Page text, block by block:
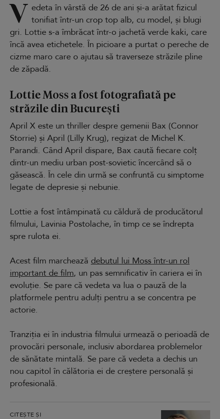
V edeta în vârstă de 26 de ani și-a arătat fizicul
tonifiat într-un crop top alb, cu model, și blugi
gri. Lottie s-a îmbrăcat într-o jachetă verde kaki, care
încă avea etichetele. În picioare a purtat o pereche de
cizme maro care o ajutau să traverseze străzile pline
de zăpadă.
Lottie Moss a fost fotografiată pe
străzile din București
April X este un thriller despre gemenii Bax (Connor
Storrie) și April (Lilly Krug), regizat de Michel K.
Parandi. Când April dispare, Bax caută fiecare colț
dintr-un mediu urban post-sovietic încercând să o
găsească. În cele din urmă se confruntă cu simptome
legate de depresie și nebunie.
Lottie a fost întâmpinată cu căldură de producătorul
filmului, Lavinia Postolache, în timp ce se îndrepta
spre rulota ei.
Acest film marchează debutul lui Moss într-un rol
important de film, un pas semnificativ în cariera ei în
evoluție. Se pare că vedeta va lua o pauză de la
platformele pentru adulți pentru a se concentra pe
actorie.
Tranziția ei în industria filmului urmează o perioadă de
provocări personale, inclusiv abordarea problemelor
de sănătate mintală. Se pare că vedeta a dechis un
nou capitol în călătoria ei de creștere personală și
profesională.
CITEȘTE ȘI